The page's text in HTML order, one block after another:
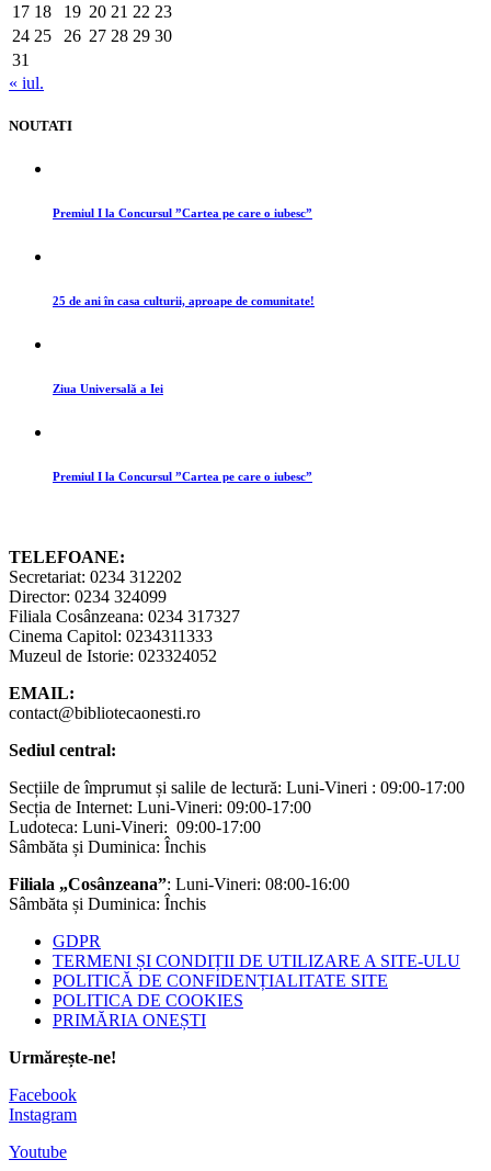
17 18 19 20 21 22 23
24 25 26 27 28 29 30
31
« iul.
NOUTATI
Premiul I la Concursul ”Cartea pe care o iubesc”
25 de ani în casa culturii, aproape de comunitate!
Ziua Universală a Iei
Premiul I la Concursul ”Cartea pe care o iubesc”
TELEFOANE:
Secretariat: 0234 312202
Director: 0234 324099
Filiala Cosânzeana: 0234 317327
Cinema Capitol: 0234311333
Muzeul de Istorie: 023324052
EMAIL:
contact@bibliotecaonesti.ro
Sediul central:
Secțiile de împrumut și salile de lectură: Luni-Vineri : 09:00-17:00
Secția de Internet: Luni-Vineri: 09:00-17:00
Ludoteca: Luni-Vineri: 09:00-17:00
Sâmbăta și Duminica: Închis
Filiala „Cosânzeana”: Luni-Vineri: 08:00-16:00
Sâmbăta și Duminica: Închis
GDPR
TERMENI ȘI CONDIȚII DE UTILIZARE A SITE-ULU
POLITICĂ DE CONFIDENȚIALITATE SITE
POLITICA DE COOKIES
PRIMĂRIA ONEȘTI
Urmărește-ne!
Facebook
Instagram
Youtube